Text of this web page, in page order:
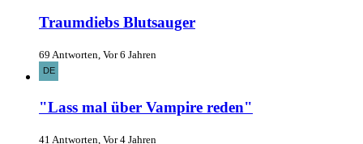
Traumdiebs Blutsauger
69 Antworten, Vor 6 Jahren
"Lass mal über Vampire reden"
41 Antworten, Vor 4 Jahren